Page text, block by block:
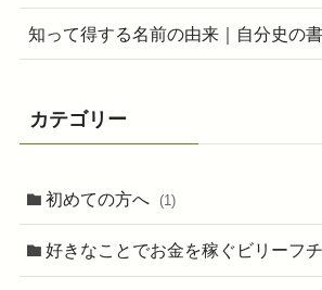
知って得する名前の由来｜自分史の
カテゴリー
初めての方へ (1)
好きなことでお金を稼ぐビリーフ